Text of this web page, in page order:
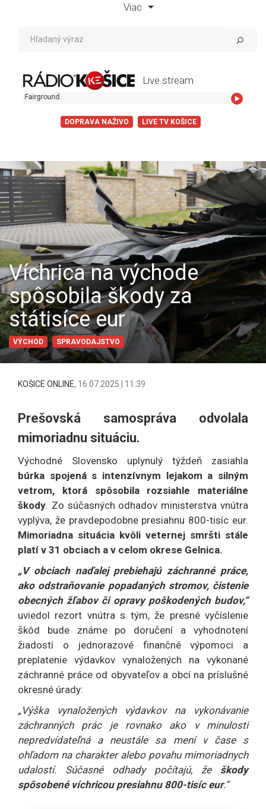
Viac
Live stream
DOPRAVA NAŽIVO LIVE TV KOŠICE
Víchrica na východe
spôsobila škody za
státisíce eur
VÝCHOD SPRAVODAJSTVO
KOŠICE ONLINE, 16.07.2025 | 11:39
Prešovská samospráva odvolala
mimoriadnu situáciu.
Východné Slovensko uplynulý týždeň zasiahla
búrka spojená s intenzívnym lejakom a silným
vetrom, ktorá spôsobila rozsiahle materiálne
škody. Zo súčasných odhadov ministerstva vnútra
vyplýva, že pravdepodobne presiahnu 800-tisíc eur.
Mimoriadna situácia kvôli veternej smršti stále
platí v 31 obciach a v celom okrese Gelnica.
„V obciach naďalej prebiehajú záchranné práce,
ako odstraňovanie popadaných stromov, čistenie
obecných žľabov či opravy poškodených budov,“
uviedol rezort vnútra s tým, že presné vyčíslenie
škôd bude známe po doručení a vyhodnotení
žiadostí o jednorazové finančné výpomoci a
preplatenie výdavkov vynaložených na vykonané
záchranné práce od obyvateľov a obcí na príslušné
okresné úrady:
„Výška vynaložených výdavkov na vykonávanie
záchranných prác je rovnako ako v minulosti
nepredvídateľná a neustále sa mení v čase s
ohľadom na charakter alebo povahu mimoriadnych
udalostí. Súčasné odhady počítajú, že škody
spôsobené víchricou presiahnu 800-tisíc eur.“